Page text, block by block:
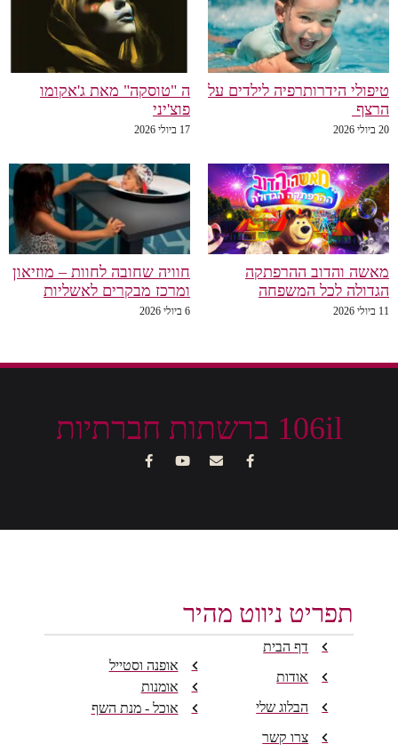
טיפולי הידרותרפיה לילדים על
הרצף
20 ביולי 2026
ה "טוסקה" מאת ג'אקומו
פוצ'יני
17 ביולי 2026
מאשה והדוב ההרפתקה
הגדולה לכל המשפחה
11 ביולי 2026
חוויה שחובה לחוות – מוזיאון
ומרכז מבקרים לאשליות
6 ביולי 2026
106il ברשתות חברתיות
תפריט ניווט מהיר
דף הבית
אודות
הבלוג שלי
צרו קשר
אופנה וסטייל
אומנות
אוכל - מנת השף